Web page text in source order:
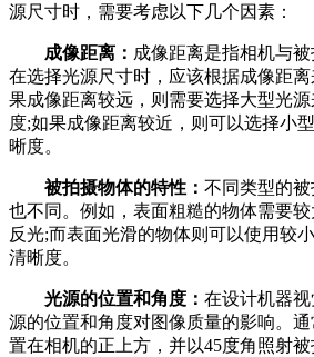
源尺寸时，需要考虑以下几个因素：
成像距离： 成像距离是指相机与被
在选择光源尺寸时，应该根据成像距
果成像距离较远，则需要选择大型光
度;如果成像距离较近，则可以选择小
晰度。
被拍摄物体的特性： 不同类型的
也不同。例如，表面粗糙的物体需要
反光;而表面光滑的物体则可以使用较
清晰度。
光源的位置和角度： 在设计机器
源的位置和角度对图像质量的影响。
置在相机的正上方，并以45度角照射